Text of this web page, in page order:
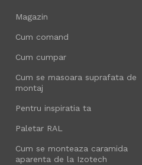
Magazin
Cum comand
Cum cumpar
Cum se masoara suprafata de
montaj
Pentru inspiratia ta
Paletar RAL
Cum se monteaza caramida
aparenta de la Izotech